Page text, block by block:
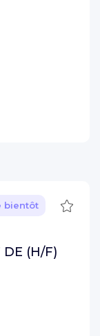
bientôt
DE (H/F)